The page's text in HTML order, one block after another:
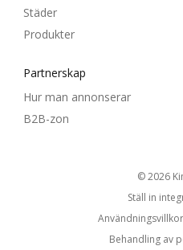
Städer
Produkter
Partnerskap
Hur man annonserar
B2B-zon
© 2026
Ställ in
Behandling av